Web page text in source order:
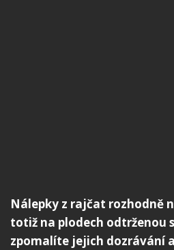
Nálepky z rajčat rozhodně
totiž na plodech odtrženou
zpomalíte jejich dozrávání